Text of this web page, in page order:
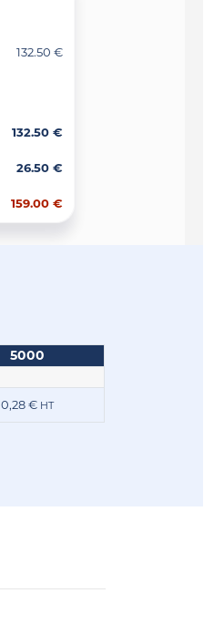
132.50 €
132.50 €
26.50 €
159.00 €
5000
0,28 € HT